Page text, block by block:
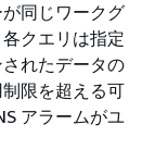
同じワークグ
クエリは指定
れたデータの
限を超える可
アラームがユ